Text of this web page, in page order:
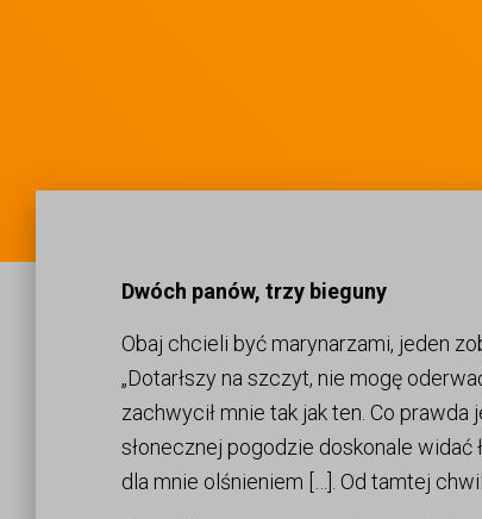
Dwóch panów, trzy bieguny
Obaj chcieli być marynarzami, jeden
„Dotarłszy na szczyt, nie mogę
zachwycił mnie tak jak ten. Co
słonecznej pogodzie doskonale widać
dla mnie olśnieniem […]. Od tamtej